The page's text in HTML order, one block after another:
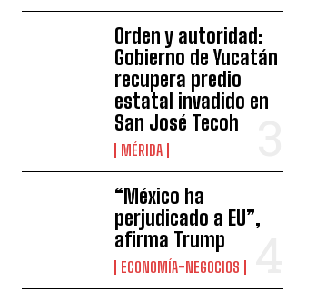
Orden y autoridad:
Gobierno de Yucatán
recupera predio
estatal invadido en
San José Tecoh
MÉRIDA
“México ha
perjudicado a EU”,
afirma Trump
ECONOMÍA-NEGOCIOS